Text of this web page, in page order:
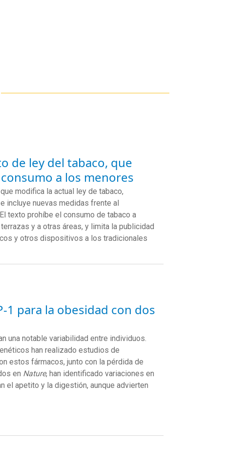
de ley del tabaco, que
a los menores
modifica la actual ley de tabaco,
incluye nuevas medidas frente al
texto prohíbe el consumo de tabaco a
y a otras áreas, y limita la publicidad
y otros dispositivos a los tradicionales
1 para la obesidad con dos
una notable variabilidad entre individuos.
han realizado estudios de
estos fármacos, junto con la pérdida de
en Nature, han identificado variaciones en
el apetito y la digestión, aunque advierten